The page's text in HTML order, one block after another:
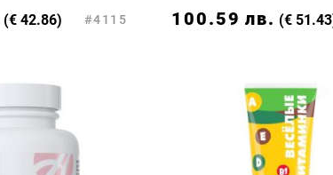
(€ 42.86) #4115 100.59 лв. (€